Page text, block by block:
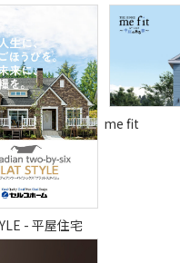
- 平屋住宅
me fit